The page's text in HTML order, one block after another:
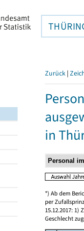
Zurück |
in
*) Ab dem
per
15.12.2017: 1)
Geschlecht